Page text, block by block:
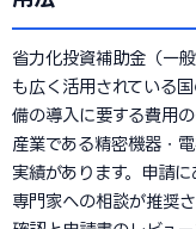
省力化投資補助金（一
も広く活用されている
備の導入に要する費用
産業である精密機器・
実績があります。申請
専門家への相談が推奨